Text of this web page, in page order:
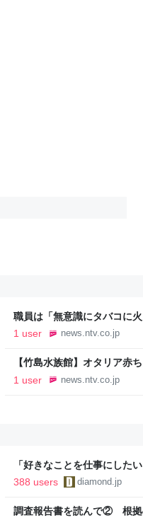
職員は「無意識にタバコに
見で明らかに 秋田（2026
1 user news.ntv.co.jp
【竹島水族館】オタリア赤
え…人工哺育ですくすく成
1 user news.ntv.co.jp
「好きなことを仕事にした
音も出なかった
388 users diamond.jp
調査報告書を読んで② 根拠